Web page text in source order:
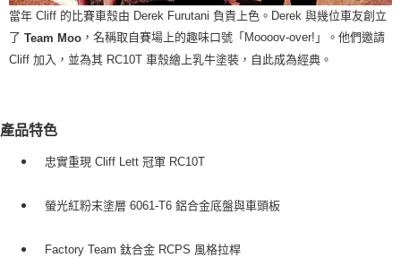
當年 Cliff 的比賽車殼由 Derek Furutani 負責上色。Derek 與幾位車友創立
了 Team Moo ，名稱取自賽場上的趣味口號「Moooov-over!」。他們邀請
Cliff 加入，並為其 RC10T 車殼繪上乳牛塗裝，自此成為經典。
產品特色
忠實重現 Cliff Lett 冠軍 RC10T
螢光紅粉末塗層 6061-T6 鋁合金底盤與車頭板
Factory Team 鈦合金 RCPS 風格拉桿